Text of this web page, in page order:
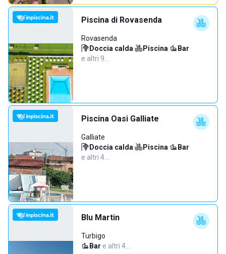
Piscina di Rovasenda
Rovasenda
Doccia calda· Piscina· Bar·
e altri 9…
Piscina Oasi Galliate
Galliate
Doccia calda· Piscina· Bar·
e altri 4…
Blu Martin
Turbigo
Bar·e altri 4…